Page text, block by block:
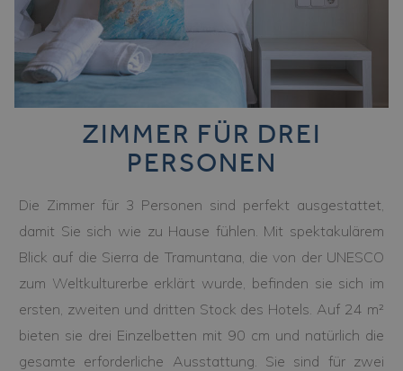
ZIMMER FÜR DREI
PERSONEN
Die Zimmer für 3 Personen sind perfekt ausgestattet,
damit Sie sich wie zu Hause fühlen. Mit spektakulärem
Blick auf die Sierra de Tramuntana, die von der UNESCO
zum Weltkulturerbe erklärt wurde, befinden sie sich im
ersten, zweiten und dritten Stock des Hotels. Auf 24 m²
bieten sie drei Einzelbetten mit 90 cm und natürlich die
gesamte erforderliche Ausstattung. Sie sind für zwei